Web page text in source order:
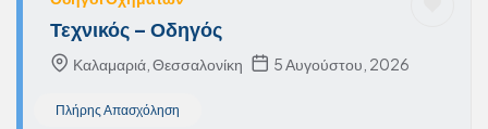
Τεχνικός – Οδηγός
Καλαμαριά, Θεσσαλονίκη 5 Αυγούστου, 2026
Πλήρης Απασχόληση